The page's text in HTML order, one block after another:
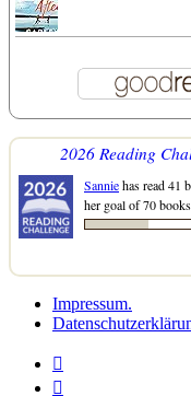
2026 Reading
Sanniehas read 41
her goal of 70
Impressum.